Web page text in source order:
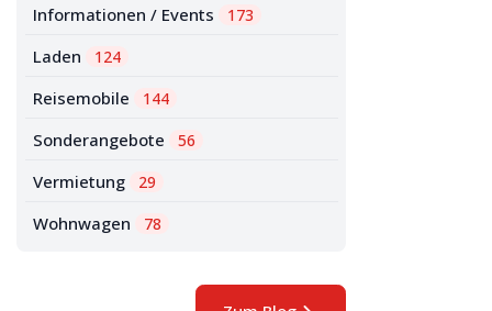
Informationen / Events 173
Laden 124
Reisemobile 144
Sonderangebote 56
Vermietung 29
Wohnwagen 78